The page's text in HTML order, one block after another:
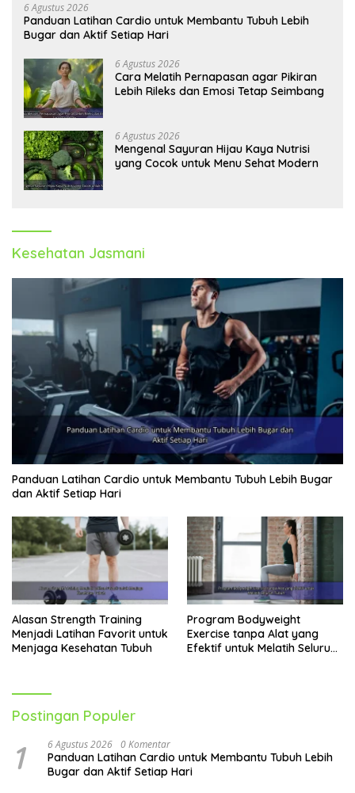
6 Agustus 2026
Panduan Latihan Cardio untuk Membantu Tubuh Lebih
Bugar dan Aktif Setiap Hari
6 Agustus 2026
Cara Melatih Pernapasan agar Pikiran
Lebih Rileks dan Emosi Tetap Seimbang
6 Agustus 2026
Mengenal Sayuran Hijau Kaya Nutrisi
yang Cocok untuk Menu Sehat Modern
Kesehatan Jasmani
Panduan Latihan Cardio untuk Membantu Tubuh Lebih Bugar
dan Aktif Setiap Hari
Alasan Strength Training
Menjadi Latihan Favorit untuk
Menjaga Kesehatan Tubuh
Program Bodyweight
Exercise tanpa Alat yang
Efektif untuk Melatih Seluruh
Postingan Populer
1 6 Agustus 2026 0 Komentar
Panduan Latihan Cardio untuk Membantu Tubuh Lebih
Bugar dan Aktif Setiap Hari